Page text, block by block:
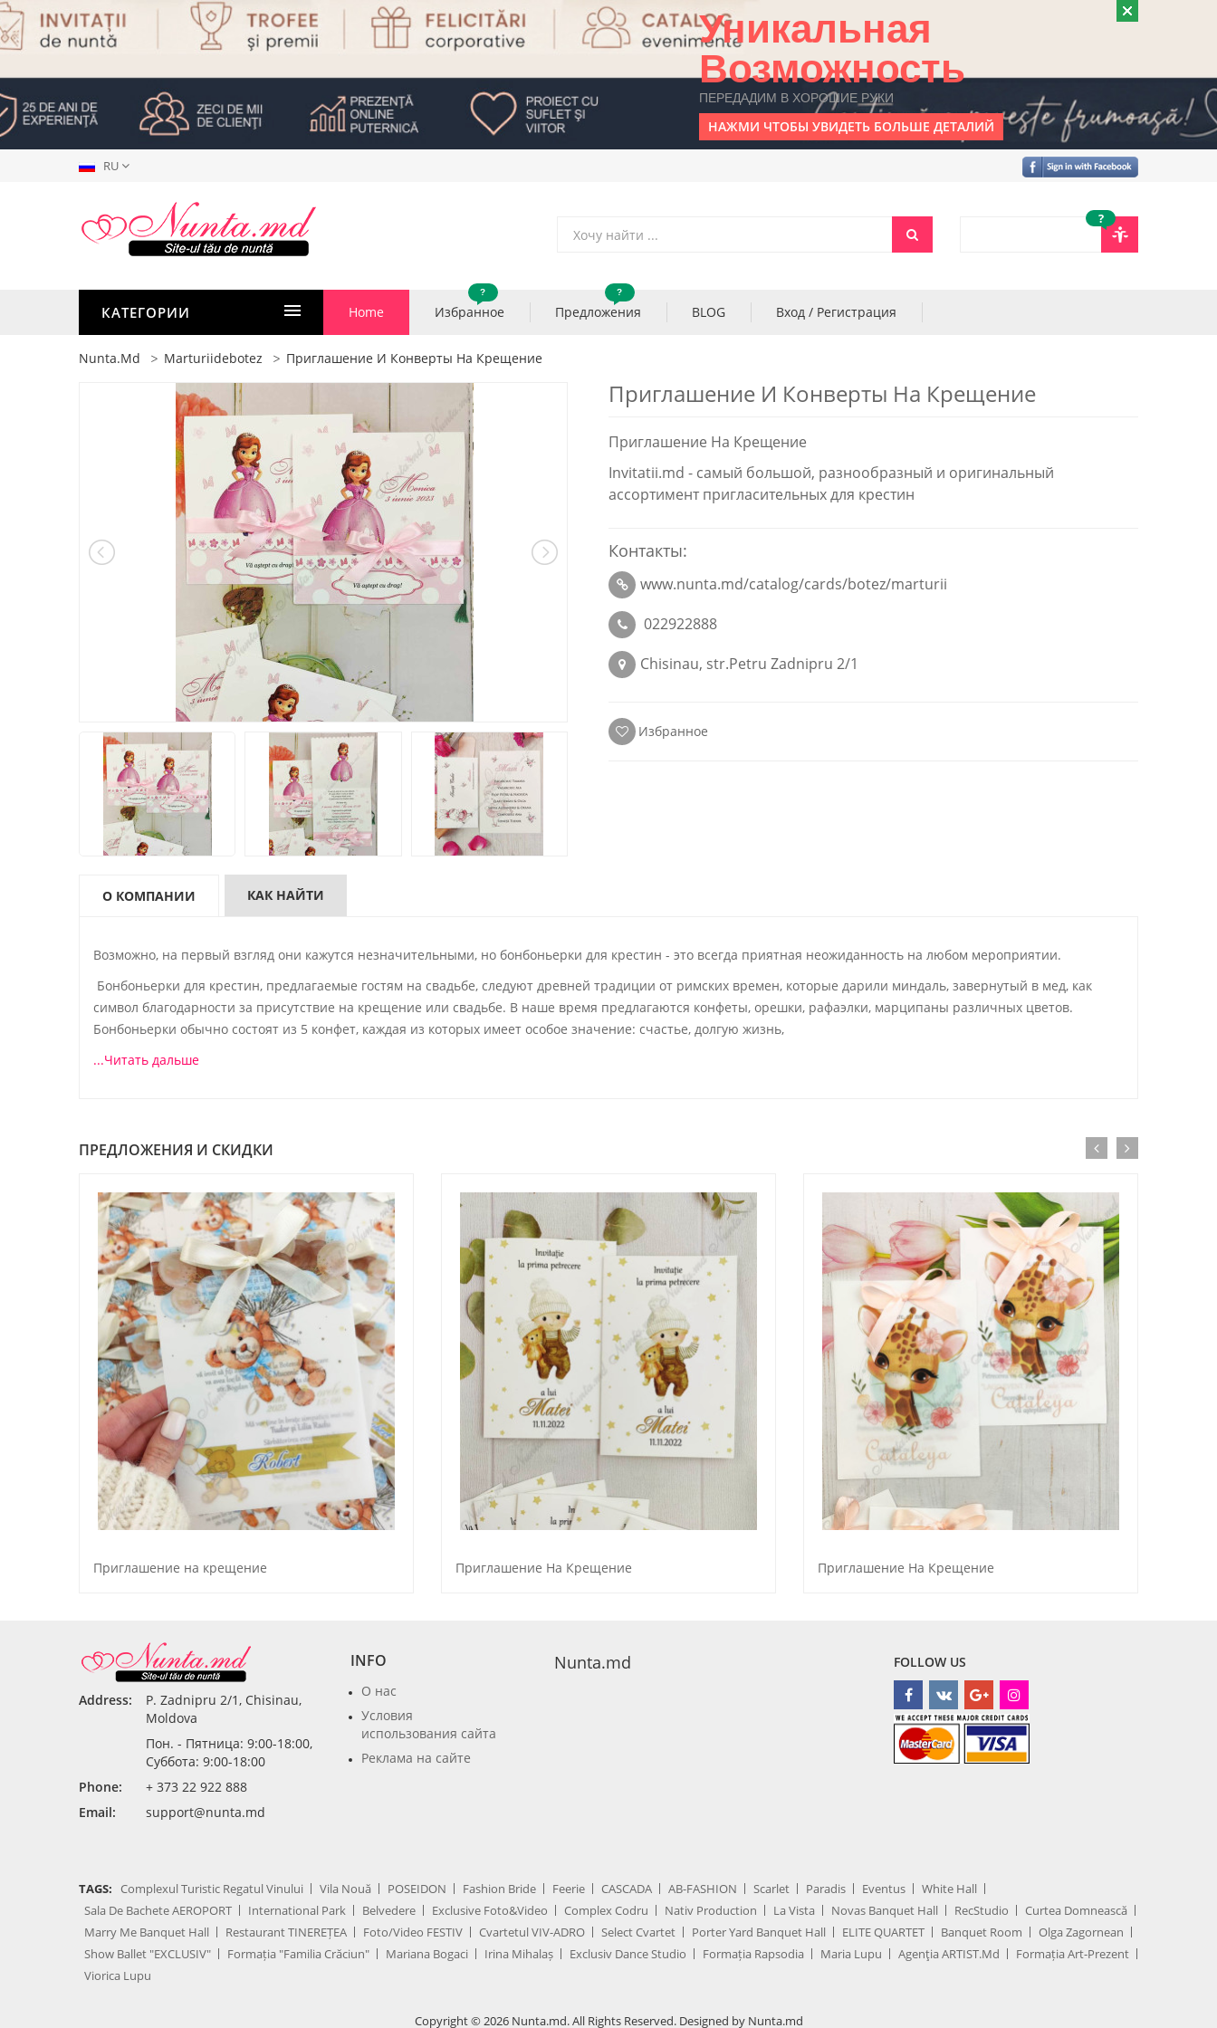
Уникальная
Возможность
ПЕРЕДАДИМ В ХОРОШИЕ РУКИ
НАЖМИ ЧТОБЫ УВИДЕТЬ БОЛЬШЕ ДЕТАЛИЙ
RU
?
КАТЕГОРИИ Home Избранное
?
Предложения
?
BLOG Вход / Регистрация
Nunta.md Marturiidebotez Приглашение И Конверты На Крещение
Приглашение И Конверты На Крещение
Приглашение На Крещение
Invitatii.md - самый большой, разнообразный и оригинальный
ассортимент пригласительных для крестин
Контакты:
www.nunta.md/catalog/cards/botez/marturii
022922888
Chisinau, str.Petru Zadnipru 2/1
Избранное
О КОМПАНИИ КАК НАЙТИ
Возможно, на первый взгляд они кажутся незначительными, но бонбоньерки для крестин - это всегда приятная неожиданность на любом мероприятии.
Бонбоньерки для крестин, предлагаемые гостям на свадьбе, следуют древней традиции от римских времен, которые дарили миндаль, завернутый в мед, как
символ благодарности за присутствие на крещение или свадьбе. В наше время предлагаются конфеты, орешки, рафаэлки, марципаны различных цветов.
Бонбоньерки обычно состоят из 5 конфет, каждая из которых имеет особое значение: счастье, долгую жизнь,
...Читать дальше
ПРЕДЛОЖЕНИЯ И СКИДКИ
Приглашение на крещение Приглашение На Крещение Приглашение На Крещение
Address:
P. Zadnipru 2/1, Chisinau,
Moldova
Пон. - Пятница: 9:00-18:00,
Суббота: 9:00-18:00
Phone:
+ 373 22 922 888
Email:
support@nunta.md
INFO
О нас
Условия
использования сайта
Реклама на сайте
Nunta.md FOLLOW US
TAGS: Complexul Turistic Regatul Vinului Vila Nouă POSEIDON Fashion Bride Feerie CASCADA AB-FASHION Scarlet Paradis Eventus
White Hall
Sala De Bachete AEROPORT
International Park Belvedere Exclusive Foto&Video Complex Codru Nativ Production La Vista Novas Banquet Hall RecStudio
Curtea Domnească
Marry Me Banquet Hall
Restaurant TINEREȚEA Foto/Video FESTIV Cvartetul VIV-ADRO Select Cvartet Porter Yard Banquet Hall ELITE QUARTET Banquet Room
Olga Zagornean
Show Ballet "EXCLUSIV"
Formația "Familia Crăciun" Mariana Bogaci Irina Mihalaș Exclusiv Dance Studio Formația Rapsodia Maria Lupu Agenţia ARTIST.md
Formația Art-Prezent
Viorica Lupu
Copyright © 2026 Nunta.md. All Rights Reserved. Designed by Nunta.md